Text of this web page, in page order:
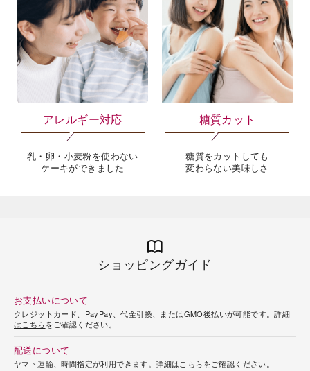
アレルギー対応
乳・卵・小麦粉を使わない
ケーキができました
糖質カット
糖質をカットしても
変わらない美味しさ
ショッピングガイド
お支払いについて
クレジットカード、PayPay、代金引換、またはGMO後払いが可能です。詳細
はこちらをご確認ください。
配送について
ヤマト運輸、時間指定が利用できます。詳細はこちらをご確認ください。